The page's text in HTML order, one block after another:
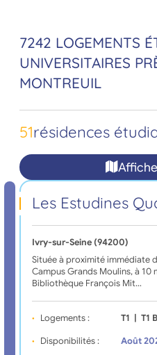
7242 LOGEMENTS
UNIVERSITAIRES
MONTREUIL
51résidences
Les Estudines
Ivry-sur-Seine (94200)
Située à proximité immédiate
Campus Grands Moulins, à 10
Bibliothèque François Mit…
Logements : T1 | T1
Disponibilités : Août